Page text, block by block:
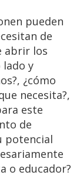
pueden
de
abrir los
lado y
¿cómo
necesita?,
este
de
potencial
o educador?